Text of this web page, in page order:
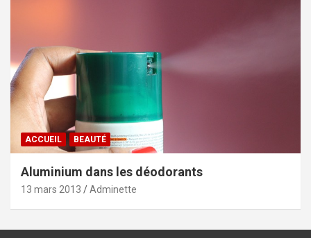
ACCUEIL BEAUTÉ
Aluminium dans les déodorants
13 mars 2013 Adminette